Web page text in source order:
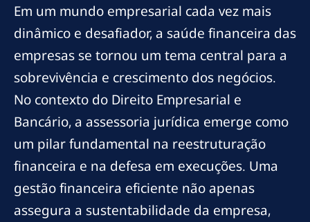
Em um mundo empresarial cada vez mais
dinâmico e desafiador, a saúde financeira das
empresas se tornou um tema central para a
sobrevivência e crescimento dos negócios.
No contexto do Direito Empresarial e
Bancário, a assessoria jurídica emerge como
um pilar fundamental na reestruturação
financeira e na defesa em execuções. Uma
gestão financeira eficiente não apenas
assegura a sustentabilidade da empresa,